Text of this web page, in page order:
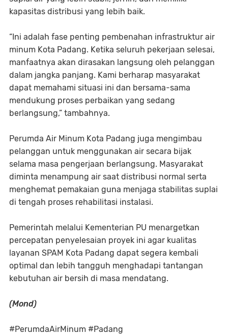
kapasitas distribusi yang lebih baik.
“Ini adalah fase penting pembenahan infrastruktur air
minum Kota Padang. Ketika seluruh pekerjaan selesai,
manfaatnya akan dirasakan langsung oleh pelanggan
dalam jangka panjang. Kami berharap masyarakat
dapat memahami situasi ini dan bersama-sama
mendukung proses perbaikan yang sedang
berlangsung,” tambahnya.
Perumda Air Minum Kota Padang juga mengimbau
pelanggan untuk menggunakan air secara bijak
selama masa pengerjaan berlangsung. Masyarakat
diminta menampung air saat distribusi normal serta
menghemat pemakaian guna menjaga stabilitas suplai
di tengah proses rehabilitasi instalasi.
Pemerintah melalui Kementerian PU menargetkan
percepatan penyelesaian proyek ini agar kualitas
layanan SPAM Kota Padang dapat segera kembali
optimal dan lebih tangguh menghadapi tantangan
kebutuhan air bersih di masa mendatang.
(Mond)
#PerumdaAirMinum #Padang